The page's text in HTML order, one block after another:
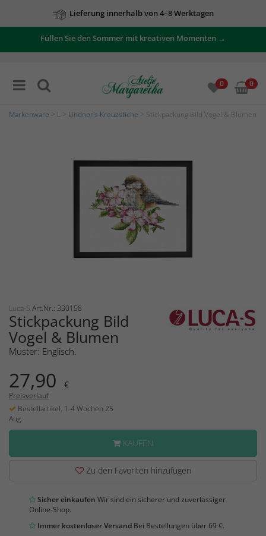
Lieferung innerhalb von 4–8 Werktagen
Füllen Sie den Sommer mit kreativen Momenten →
0 0
Markenware L Lindner's Kreuzstiche > Stickpackung Bild Vogel & Blumen
Luca-S Art.Nr.: 330158
Stickpackung Bild
Vogel & Blumen
Muster: Englisch.
27,90 €
Preisverlauf
Bestellartikel, 1-4 Wochen 25
Aug
KAUFEN
Zu den Favoriten hinzufügen
Sicher einkaufen Wir sind ein sicherer und zuverlässiger
Online-Shop.
Immer kostenloser Versand Bei Bestellungen über 69 €.